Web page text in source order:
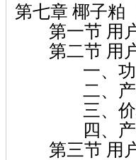
第七章 椰子粕
第一节 用
第二节 用
一、功
二、产
三、价
四、产
第三节 用